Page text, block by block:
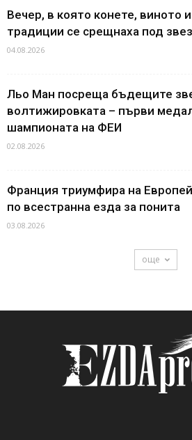
Вечер, в която конете, виното
традиции се срещнаха под
04.08.2026
Льо Ман посреща бъдещите
волтижировката – първи
шампионата на ФЕИ
02.08.2026
Франция триумфира на
по всестранна езда за понита
03.08.2026
още